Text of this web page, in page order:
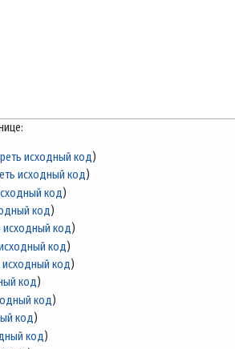
исходный код)
исходный код)
код)
код)
исходный код)
код)
исходный код)
код)
код)
код)
код)